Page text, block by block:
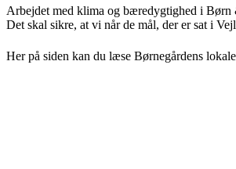
Arbejdet med klima og bæredygtighed i Børn
Det skal sikre, at vi når de mål, der er sat i
Her på siden kan du læse Børnegårdens